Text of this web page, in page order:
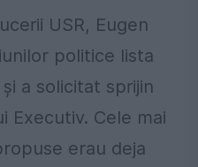
USR, Eugen
politice lista
a solicitat sprijin
Executiv. Cele mai
erau deja